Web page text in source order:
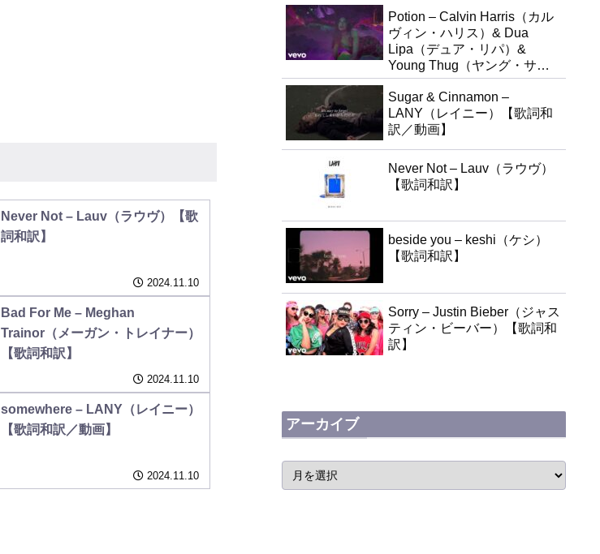
Never Not – Lauv（ラウヴ）【歌
詞和訳】
2024.11.10
Bad For Me – Meghan
Trainor（メーガン・トレイナー）
【歌詞和訳】
2024.11.10
somewhere – LANY（レイニー）
【歌詞和訳／動画】
2024.11.10
Potion – Calvin Harris（カル
ヴィン・ハリス）& Dua
Lipa（デュア・リパ）&
Young Thug（ヤング・サ
グ）【歌詞和訳】
Sugar & Cinnamon –
LANY（レイニー）【歌詞和
訳／動画】
Never Not – Lauv（ラウヴ）
【歌詞和訳】
beside you – keshi（ケシ）
【歌詞和訳】
Sorry – Justin Bieber（ジャス
ティン・ビーバー）【歌詞和
訳】
アーカイブ